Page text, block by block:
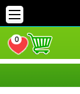
0
ПЕРЕЙТИ В